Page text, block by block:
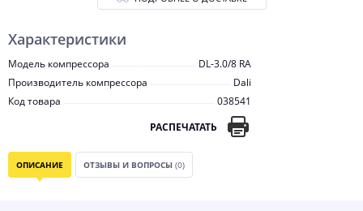
Характеристики
Модель компрессора
DL-3.0/8 RA
Производитель компрессора
Dali
Код товара
038541
РАСПЕЧАТАТЬ
ОПИСАНИЕ ОТЗЫВЫ И ВОПРОСЫ (0)